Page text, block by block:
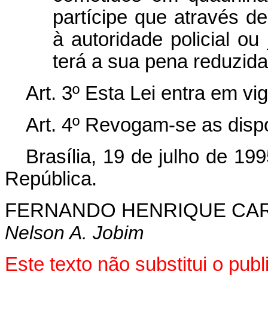
partícipe que através
à autoridade policial
terá a sua pena
Art. 3º Esta Lei entra em
Art. 4º Revogam-se as
Brasília, 19 de julho de
República.
FERNANDO HENRIQUE
Nelson A. Jobim
Este texto não substitui o